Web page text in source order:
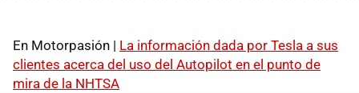
En Motorpasión | La información dada por Tesla a sus
clientes acerca del uso del Autopilot en el punto de
mira de la NHTSA